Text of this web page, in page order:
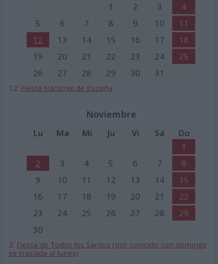
1
2 3
4
5
6 7 8 9 10
11
12
13 14 15 16 17
18
19
20 21 22 23 24
25
26
27 28 29 30 31
12: Fiesta Nacional de España
Noviembre
Lu Ma Mi Ju Vi Sá
Do
1
2
3 4 5 6 7
8
9
10 11 12 13 14
15
16
17 18 19 20 21
22
23
24 25 26 27 28
29
30
2: Fiesta de Todos los Santos (por coincidir con domingo
se traslada al lunes)